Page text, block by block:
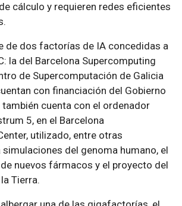
cálculo y requieren redes eficientes
de dos factorías de IA concedidas a
la del Barcelona Supercomputing
de Supercomputación de Galicia
con financiación del Gobierno
también cuenta con el ordenador
5, en el Barcelona
utilizado, entre otras
simulaciones del genoma humano, el
nuevos fármacos y el proyecto del
Tierra.